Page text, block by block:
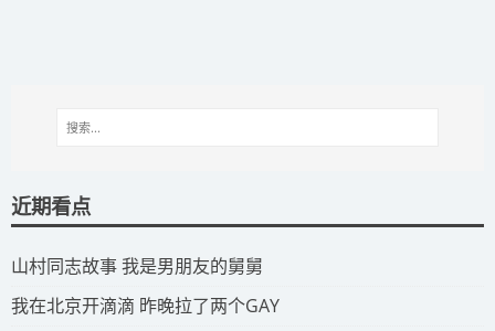
近期看点
​山村同志故事 我是男朋友的舅舅
​我在北京开滴滴 昨晚拉了两个GAY